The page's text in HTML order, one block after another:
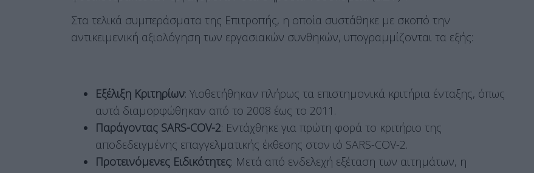
Στα τελικά συμπεράσματα της Επιτροπής, η οποία συστάθηκε με σκοπό την
αντικειμενική αξιολόγηση των εργασιακών συνθηκών, υπογραμμίζονται τα εξής:
Εξέλιξη Κριτηρίων: Υιοθετήθηκαν πλήρως τα επιστημονικά κριτήρια ένταξης, όπως
αυτά διαμορφώθηκαν από το 2008 έως το 2011.
Παράγοντας SARS-COV-2: Εντάχθηκε για πρώτη φορά το κριτήριο της
αποδεδειγμένης επαγγελματικής έκθεσης στον ιό SARS-COV-2.
Προτεινόμενες Ειδικότητες: Μετά από ενδελεχή εξέταση των αιτημάτων, η